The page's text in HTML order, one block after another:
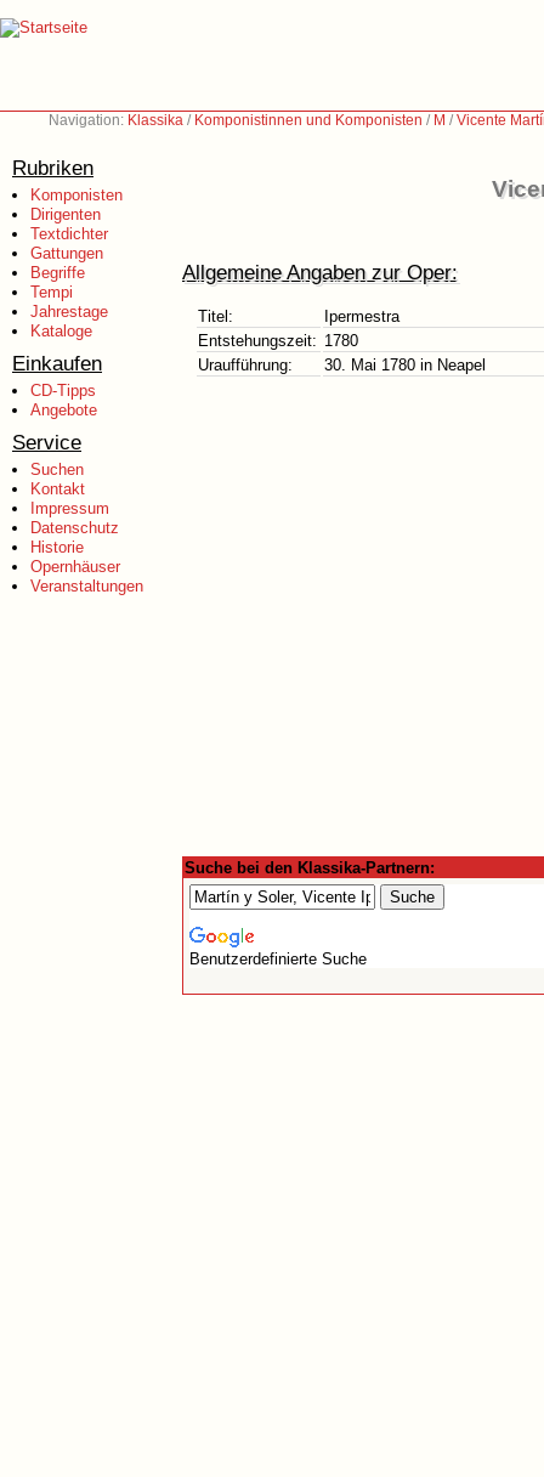
Navigation: Klassika / Komponistinnen und Komponisten / M /Vicente
Rubriken
Komponisten
Dirigenten
Textdichter
Gattungen
Begriffe
Tempi
Jahrestage
Kataloge
Einkaufen
CD-Tipps
Angebote
Service
Suchen
Kontakt
Impressum
Datenschutz
Historie
Opernhäuser
Veranstaltungen
Allgemeine Angaben zur Oper:
Titel:
Ipermestra
Entstehungszeit: 1780
Uraufführung:
30. Mai 1780 in Neapel
Suche bei den Klassika-Partnern:
Benutzerdefinierte Suche